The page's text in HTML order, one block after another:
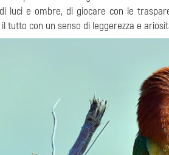
luci e ombre, di giocare con le
tutto con un senso di leggerezza e